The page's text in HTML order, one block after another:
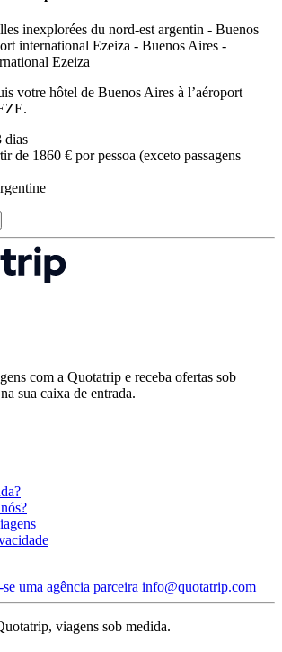
votre hôtel de Buenos Aires à l’aéroport
dias
de 1860 € por pessoa (exceto passagens
com a Quotatrip e receba ofertas sob
sua caixa de entrada.
uma agência parceira info@quotatrip.com
viagens sob medida.